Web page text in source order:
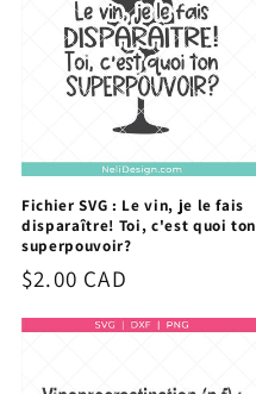
Fichier SVG : Le vin, je le fais
disparaître! Toi, c'est quoi ton
superpouvoir?
Prix
habituel
$2.00 CAD